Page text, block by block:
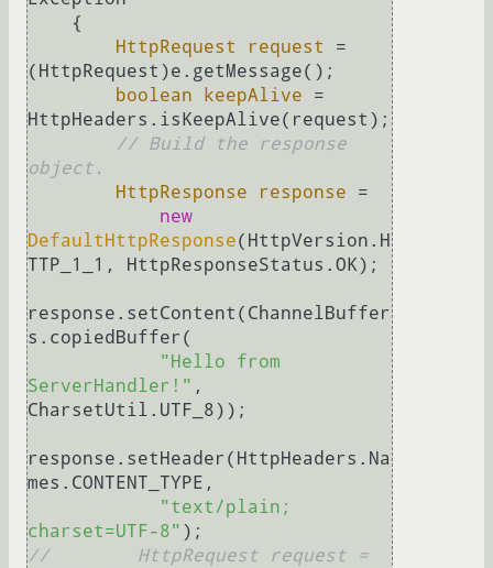
HttpRequest
request
=
(HttpRequest)e.getMessage();
boolean
keepAlive
=
HttpHeaders.isKeepAlive(request);
// Build the response
object.
HttpResponse
response
=
new
DefaultHttpResponse(HttpVersion.H
TTP_1_1, HttpResponseStatus.OK);
response.setContent(ChannelBuffer
s.copiedBuffer(
"Hello from
ServerHandler!" ,
CharsetUtil.UTF_8));
response.setHeader(HttpHeaders.Na
mes.CONTENT_TYPE,
"text/plain;
charset=UTF-8"
//        HttpRequest request =